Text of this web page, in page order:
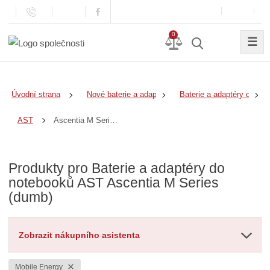
0
☰
Úvodní strana Nové baterie a adaptéry Baterie a adaptéry do
AST
Produkty pro Baterie a adaptéry do
notebooků AST Ascentia M Series
(dumb)
Zobrazit nákupního asistenta
Mobile Energy